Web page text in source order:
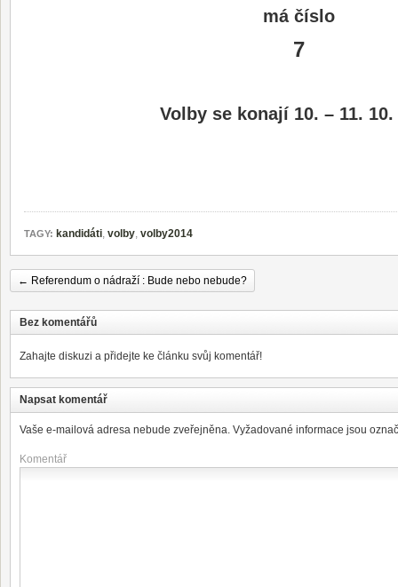
má číslo
7
Volby se konají 10. – 11. 10.
TAGY: kandidáti, volby, volby2014
← Referendum o nádraží : Bude nebo nebude?
Bez komentářů
Zahajte diskuzi a přidejte ke článku svůj komentář!
Napsat komentář
Vaše e-mailová adresa nebude zveřejněna. Vyžadované informace jsou
Komentář